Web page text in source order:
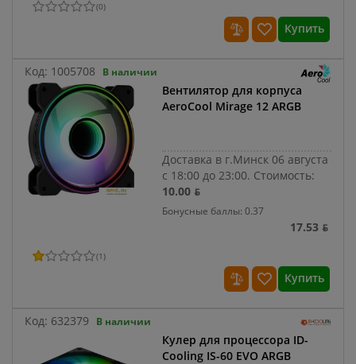
(0)
Купить
Код: 1005708 В наличии
Вентилятор для корпуса
AeroCool Mirage 12 ARGB
Доставка в г.Минск 06 августа
с 18:00 до 23:00. Стоимость:
10.00 ƃ
Бонусные баллы: 0.37
17.53 ƃ
(1)
Купить
Код: 632379 В наличии
Кулер для процессора ID-
Cooling IS-60 EVO ARGB